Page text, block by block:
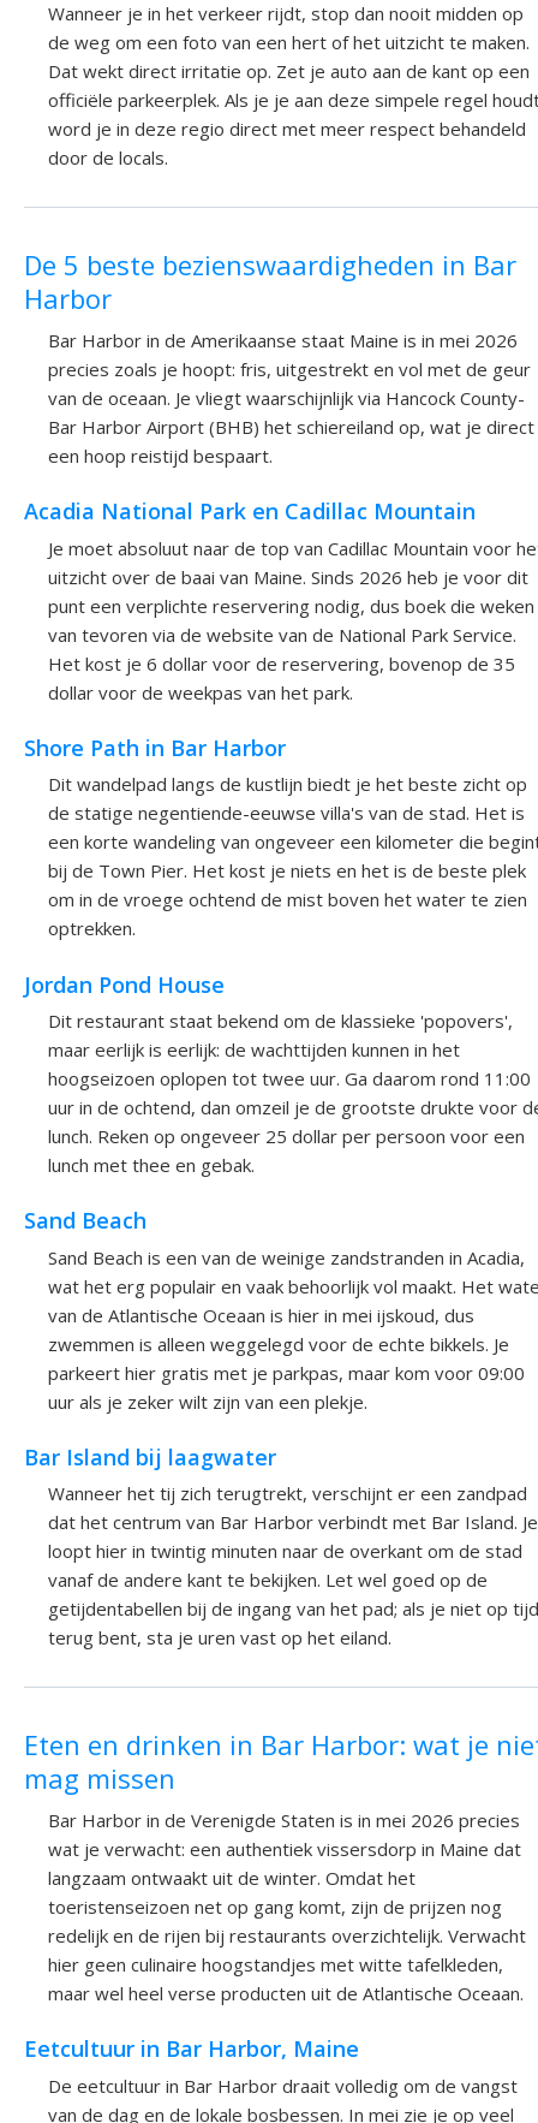
Wanneer je in het verkeer rijdt, stop dan nooit midden op
de weg om een foto van een hert of het uitzicht te maken.
Dat wekt direct irritatie op. Zet je auto aan de kant op een
officiële parkeerplek. Als je je aan deze simpele regel
word je in deze regio direct met meer respect behandeld
door de locals.
De 5 beste bezienswaardigheden in Bar
Harbor
Bar Harbor in de Amerikaanse staat Maine is in mei 2026
precies zoals je hoopt: fris, uitgestrekt en vol met de geur
van de oceaan. Je vliegt waarschijnlijk via Hancock County-
Bar Harbor Airport (BHB) het schiereiland op, wat je direct
een hoop reistijd bespaart.
Acadia National Park en Cadillac Mountain
Je moet absoluut naar de top van Cadillac Mountain voor
uitzicht over de baai van Maine. Sinds 2026 heb je voor dit
punt een verplichte reservering nodig, dus boek die weken
van tevoren via de website van de National Park Service.
Het kost je 6 dollar voor de reservering, bovenop de 35
dollar voor de weekpas van het park.
Shore Path in Bar Harbor
Dit wandelpad langs de kustlijn biedt je het beste zicht op
de statige negentiende-eeuwse villa's van de stad. Het is
een korte wandeling van ongeveer een kilometer die
bij de Town Pier. Het kost je niets en het is de beste plek
om in de vroege ochtend de mist boven het water te zien
optrekken.
Jordan Pond House
Dit restaurant staat bekend om de klassieke 'popovers',
maar eerlijk is eerlijk: de wachttijden kunnen in het
hoogseizoen oplopen tot twee uur. Ga daarom rond 11:00
uur in de ochtend, dan omzeil je de grootste drukte voor
lunch. Reken op ongeveer 25 dollar per persoon voor een
lunch met thee en gebak.
Sand Beach
Sand Beach is een van de weinige zandstranden in Acadia,
wat het erg populair en vaak behoorlijk vol maakt. Het
van de Atlantische Oceaan is hier in mei ijskoud, dus
zwemmen is alleen weggelegd voor de echte bikkels. Je
parkeert hier gratis met je parkpas, maar kom voor 09:00
uur als je zeker wilt zijn van een plekje.
Bar Island bij laagwater
Wanneer het tij zich terugtrekt, verschijnt er een zandpad
dat het centrum van Bar Harbor verbindt met Bar Island. Je
loopt hier in twintig minuten naar de overkant om de stad
vanaf de andere kant te bekijken. Let wel goed op de
getijdentabellen bij de ingang van het pad; als je niet op tijd
terug bent, sta je uren vast op het eiland.
Eten en drinken in Bar Harbor: wat je
mag missen
Bar Harbor in de Verenigde Staten is in mei 2026 precies
wat je verwacht: een authentiek vissersdorp in Maine dat
langzaam ontwaakt uit de winter. Omdat het
toeristenseizoen net op gang komt, zijn de prijzen nog
redelijk en de rijen bij restaurants overzichtelijk. Verwacht
hier geen culinaire hoogstandjes met witte tafelkleden,
maar wel heel verse producten uit de Atlantische Oceaan.
Eetcultuur in Bar Harbor, Maine
De eetcultuur in Bar Harbor draait volledig om de vangst
van de dag en de lokale bosbessen. In mei zie je op veel